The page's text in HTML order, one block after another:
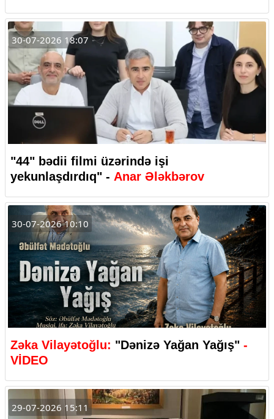
30-07-2026 18:07
"44" bədii filmi üzərində işi
yekunlaşdırdıq" - Anar Ələkbərov
30-07-2026 10:10
Zəka Vilayətoğlu: "Dənizə Yağan Yağış" -
VİDEO
29-07-2026 15:11